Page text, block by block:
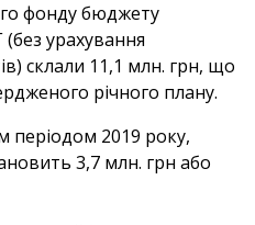
фонду бюджету
урахування
склали 11,1 млн. грн, що
річного плану.
періодом 2019 року,
3,7 млн. грн або